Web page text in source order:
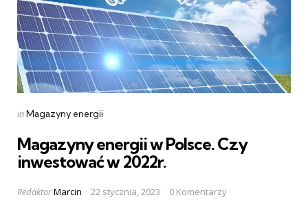
Categories
Posted
inMagazyny energii
Magazyny energii w Polsce. Czy
inwestować w 2022r.
Posted
RedaktorMarcin 22 stycznia, 2023 0 Komentarzy